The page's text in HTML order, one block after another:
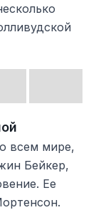
всем мире,
Бейкер,
Ее